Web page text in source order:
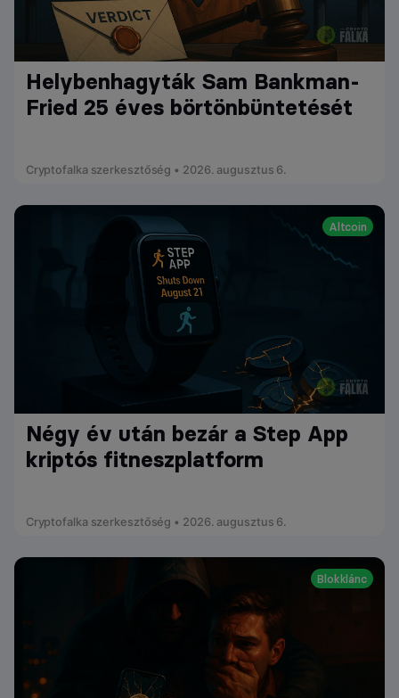
Helybenhagyták Sam Bankman-
Fried 25 éves börtönbüntetését
Cryptofalka szerkesztőség • 2026. augusztus 6.
Altcoin
Négy év után bezár a Step App
kriptós fitneszplatform
Cryptofalka szerkesztőség • 2026. augusztus 6.
Blokklánc